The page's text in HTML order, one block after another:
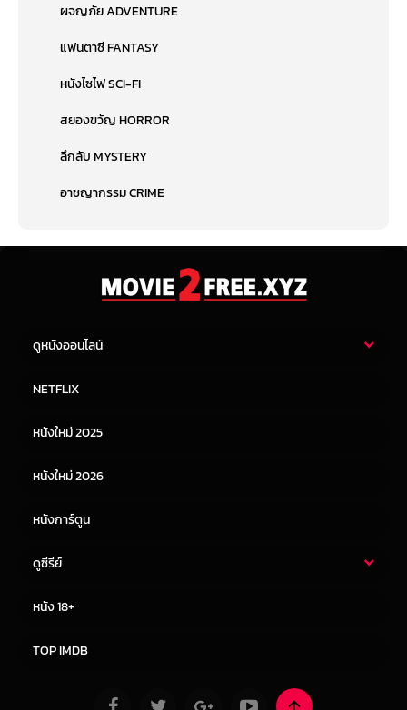
ผจญภัย ADVENTURE
แฟนตาซี FANTASY
หนังไซไฟ SCI-FI
สยองขวัญ HORROR
ลึกลับ MYSTERY
อาชญากรรม CRIME
ดูหนังออนไลน์
หนังจีน
NETFLIX
หนังใหม่ 2025
หนังใหม่ 2026
หนังการ์ตูน
ดูซีรีย์
หนัง 18+
TOP IMDB